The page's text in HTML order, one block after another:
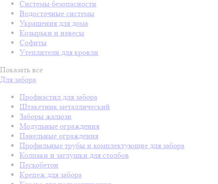
Системы безопасности
Водосточные системы
Украшения для дома
Козырьки и навесы
Софиты
Утеплители для кровли
Показать все
Для забора
Профнастил для забора
Штакетник металлический
Заборы жалюзи
Модульные ограждения
Панельные ограждения
Профильные трубы и комплектующие для забора
Колпаки и заглушки для столбов
Пескобетон
Крепеж для забора